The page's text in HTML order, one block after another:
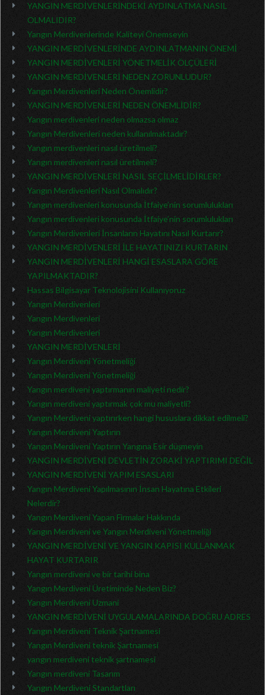
YANGIN MERDİVENLERİNDEKİ AYDINLATMA NASIL
OLMALIDIR?
Yangın Merdivenlerinde Kaliteyi Önemseyin
YANGIN MERDİVENLERİNDE AYDINLATMANIN ÖNEMİ
YANGIN MERDİVENLERİ YÖNETMELİK ÖLÇÜLERİ
YANGIN MERDİVENLERİ NEDEN ZORUNLUDUR?
Yangın Merdivenleri Neden Önemlidir?
YANGIN MERDİVENLERİ NEDEN ÖNEMLİDİR?
Yangın merdivenleri neden olmazsa olmaz
Yangın Merdivenleri neden kullanılmaktadır?
Yangın merdivenleri nasıl üretilmeli?
Yangın merdivenleri nasıl üretilmeli?
YANGIN MERDİVENLERİ NASIL SEÇİLMELİDİRLER?
Yangın Merdivenleri Nasıl Olmalıdır?
Yangın merdivenleri konusunda İtfaiye’nin sorumlulukları
Yangın merdivenleri konusunda İtfaiye’nin sorumlulukları
Yangın Merdivenleri İnsanların Hayatını Nasıl Kurtarır?
YANGIN MERDİVENLERİ İLE HAYATINIZI KURTARIN
YANGIN MERDİVENLERİ HANGİ ESASLARA GÖRE
YAPILMAKTADIR?
Hassas Bilgisayar Teknolojisini Kullanıyoruz
Yangın Merdivenleri
Yangın Merdivenleri
Yangın Merdivenleri
YANGIN MERDİVENLERİ
Yangın Merdiveni Yönetmeliği
Yangın Merdiveni Yönetmeliği
Yangın merdiveni yaptırmanın maliyeti nedir?
Yangın merdiveni yaptırmak çok mu maliyetli?
Yangın Merdiveni yaptırırken hangi hususlara dikkat edilmeli?
Yangın Merdiveni Yaptırın
Yangın Merdiveni Yaptırın Yangına Esir düşmeyin
YANGIN MERDİVENİ DEVLETİN ZORAKİ YAPTIRIMI DEĞİL
YANGIN MERDİVENİ YAPIM ESASLARI
Yangın Merdiveni Yapılmasının İnsan Hayatına Etkileri
Nelerdir?
Yangın Merdiveni Yapan Firmalar Hakkında
Yangın Merdiveni ve Yangın Merdiveni Yönetmeliği
YANGIN MERDİVENİ VE YANGIN KAPISI KULLANMAK
HAYAT KURTARIR
Yangın merdiveni ve bir tarihi bina
Yangın Merdiveni Üretiminde Neden Biz?
Yangın Merdiveni Uzmani
YANGIN MERDİVENİ UYGULAMALARINDA DOĞRU ADRES
Yangın Merdiveni Teknik Şartnamesi
Yangın Merdiveni teknik Şartnamesi
yangın merdiveni teknik şartnamesi
Yangın merdiveni Tasarım
Yangın Merdiveni Standartları